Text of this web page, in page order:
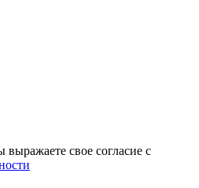
свое согласие с